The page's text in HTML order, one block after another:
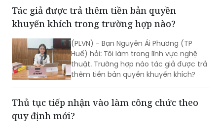
vật chất, đồng thời tiếp tục duy trì các
chính sách động viên tinh thần cho
Tác giả được trả thêm tiền bản quyền
khuyến khích trong trường hợp nào?
(PLVN) - Bạn Nguyễn Ái Phương (TP
Huế) hỏi: Tôi làm trong lĩnh vực nghệ
thuật. Trường hợp nào tác giả được trả
thêm tiền bản quyền khuyến khích?
Thủ tục tiếp nhận vào làm công chức theo
quy định mới?